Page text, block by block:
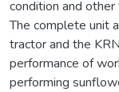
condition and other
The complete unit
tractor and the
performance of
performing